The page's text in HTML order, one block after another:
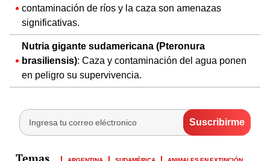
contaminación de ríos y la caza son amenazas
significativas.
Nutria gigante sudamericana (Pteronura
brasiliensis): Caza y contaminación del agua ponen
en peligro su supervivencia.